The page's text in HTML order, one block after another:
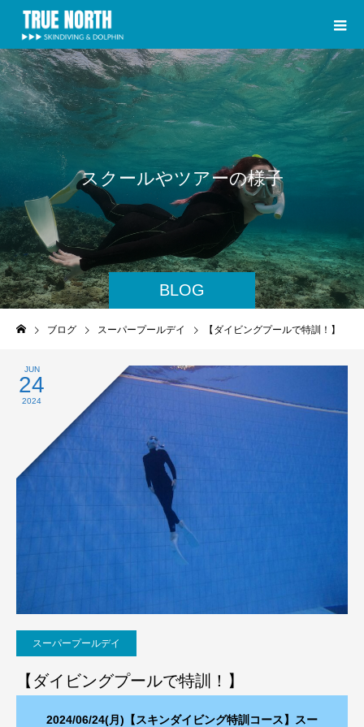
BLOG
ス ク ールやツ アーの様子
ブログ スーパープールデイ 【ダイビングプールで特訓！】
JUN
24
2024
スーパープールデイ
【ダイビングプールで特訓！】
2024/06/24(月)【スキンダイビング特訓コース】スー